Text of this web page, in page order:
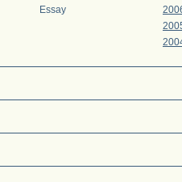
Essay